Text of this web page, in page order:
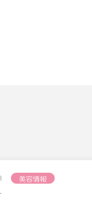
美容情報